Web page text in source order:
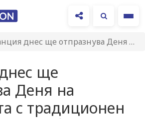
днес ще отпразнува Деня на Бастилията с традиционен военен…
ще
Деня на
с традиционен